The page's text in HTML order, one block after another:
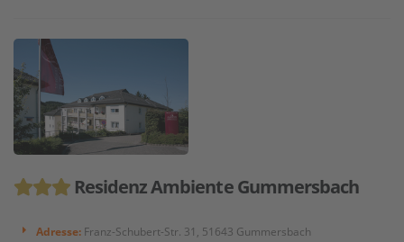
Residenz Ambiente Gummersbach
Adresse: Franz-Schubert-Str. 31, 51643 Gummersbach